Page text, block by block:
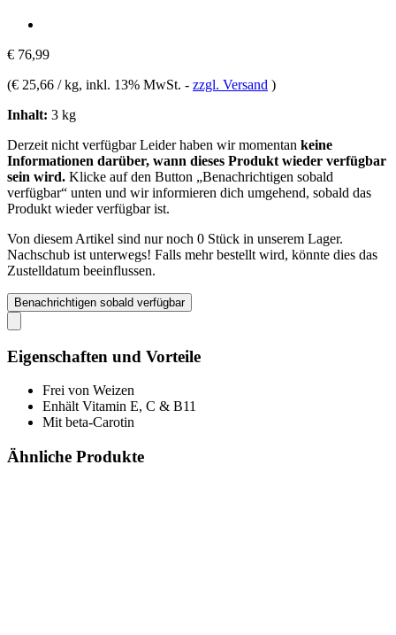
€ 76,99
(€ 25,66 / kg, inkl. 13% MwSt. - zzgl. Versand )
Inhalt: 3 kg
Derzeit nicht verfügbarLeider haben wir momentan keine
Informationen darüber, wann dieses Produkt wieder verfügbar
sein wird. Klicke auf den Button „Benachrichtigen sobald
verfügbar“ unten und wir informieren dich umgehend, sobald das
Produkt wieder verfügbar ist.
Von diesem Artikel sind nur noch 0 Stück in unserem Lager.
Nachschub ist unterwegs! Falls mehr bestellt wird, könnte dies das
Zustelldatum beeinflussen.
Benachrichtigen sobald verfügbar
Eigenschaften und Vorteile
Frei von Weizen
Enhält Vitamin E, C & B11
Mit beta-Carotin
Ähnliche Produkte